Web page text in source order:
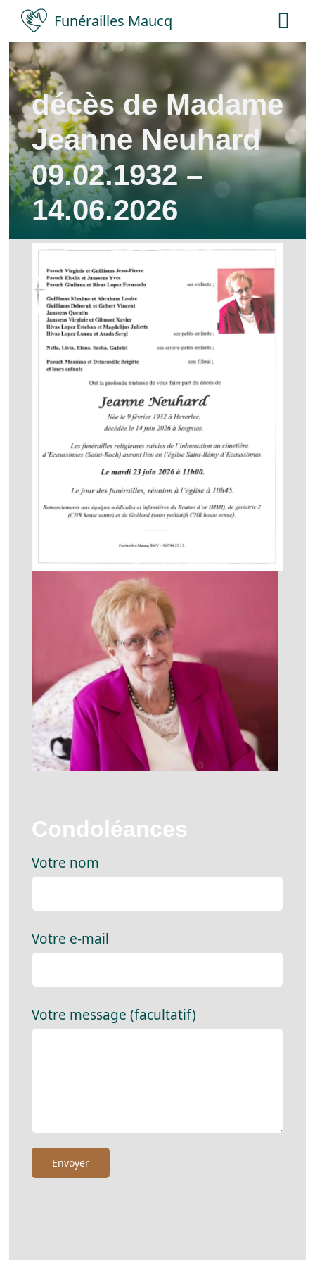
Skip
to
content
Funérailles Maucq
Accueil
Salles
Services
Nécrologies
Contact
A propos
décès de Madame
Jeanne Neuhard
09.02.1932 –
14.06.2026
Condoléances
Votre nom
Votre e-mail
Votre message (facultatif)